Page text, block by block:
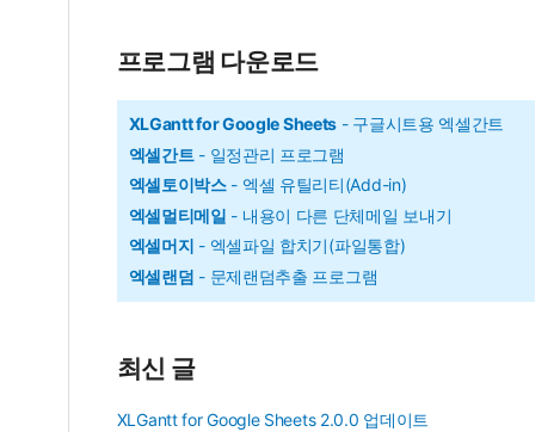
리
프로그램 다운로드
XLGantt for Google Sheets - 구글시트용 엑셀간트
엑셀간트- 일정관리 프로그램
엑셀토이박스- 엑셀 유틸리티(Add-in)
엑셀멀티메일 - 내용이 다른 단체메일 보내기
엑셀머지 - 엑셀파일 합치기(파일통합)
엑셀랜덤 - 문제랜덤추출 프로그램
최신 글
XLGantt for Google Sheets 2.0.0 업데이트